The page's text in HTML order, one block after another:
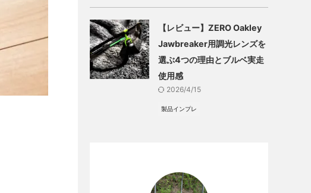
【レビュー】ZERO Oakley
Jawbreaker用調光レンズを
選ぶ4つの理由とブルベ実走
使用感
2026/4/15
製品インプレ